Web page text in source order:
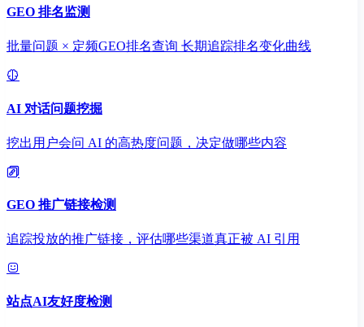
GEO 排名监测
批量问题 × 定频GEO排名查询 长期追踪排名变化曲线
AI 对话问题挖掘
挖出用户会问 AI 的高热度问题，决定做哪些内容
GEO 推广链接检测
追踪投放的推广链接，评估哪些渠道真正被 AI 引用
站点AI友好度检测